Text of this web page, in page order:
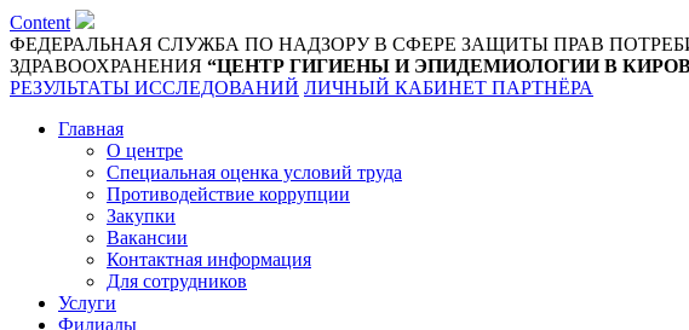
Content
ФЕДЕРАЛЬНАЯ СЛУЖБА ПО НАДЗОРУ В СФЕРЕ ЗАЩИТЫ ПРАВ
ЗДРАВООХРАНЕНИЯ “ЦЕНТР ГИГИЕНЫ И ЭПИДЕМИОЛОГИИ В
РЕЗУЛЬТАТЫ ИССЛЕДОВАНИЙ ЛИЧНЫЙ КАБИНЕТ ПАРТНЁРА
Главная
О центре
Специальная оценка условий труда
Противодействие коррупции
Закупки
Вакансии
Контактная информация
Для сотрудников
Услуги
Филиалы